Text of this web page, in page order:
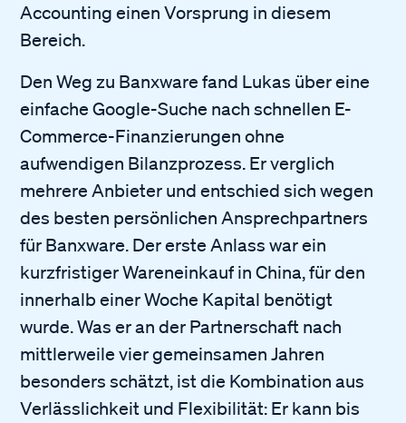
Accounting einen Vorsprung in diesem
Bereich.
Den Weg zu Banxware fand Lukas über eine
einfache Google-Suche nach schnellen E-
Commerce-Finanzierungen ohne
aufwendigen Bilanzprozess. Er verglich
mehrere Anbieter und entschied sich wegen
des besten persönlichen Ansprechpartners
für Banxware. Der erste Anlass war ein
kurzfristiger Wareneinkauf in China, für den
innerhalb einer Woche Kapital benötigt
wurde. Was er an der Partnerschaft nach
mittlerweile vier gemeinsamen Jahren
besonders schätzt, ist die Kombination aus
Verlässlichkeit und Flexibilität: Er kann bis